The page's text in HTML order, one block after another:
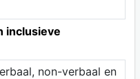
inclusieve
non-verbaal en